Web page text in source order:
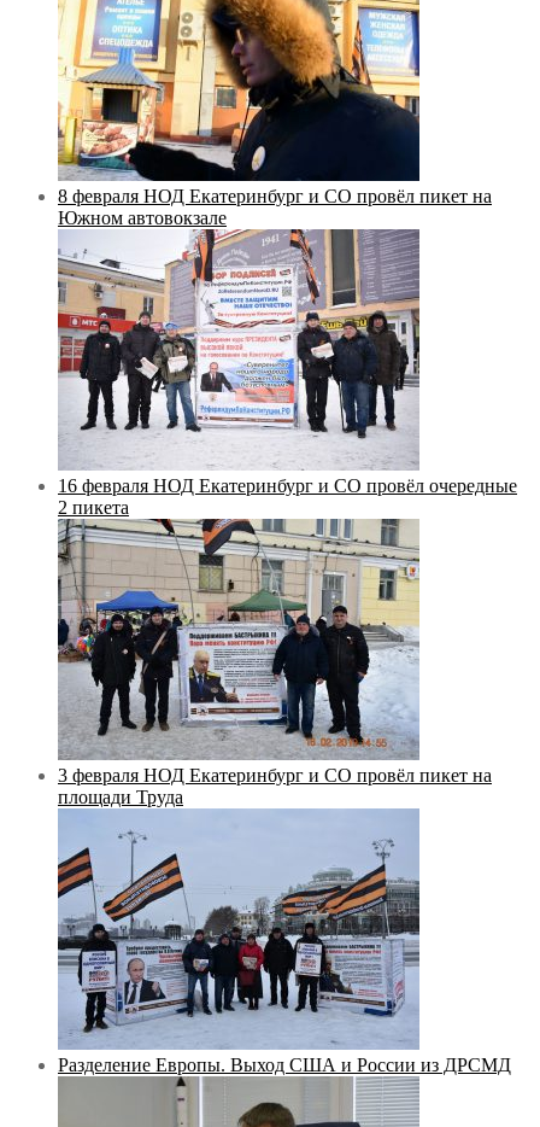
8 февраля НОД Екатеринбург и СО провёл пикет на
Южном автовокзале
16 февраля НОД Екатеринбург и СО провёл очередные
2 пикета
3 февраля НОД Екатеринбург и СО провёл пикет на
площади Труда
Разделение Европы. Выход США и России из ДРСМД